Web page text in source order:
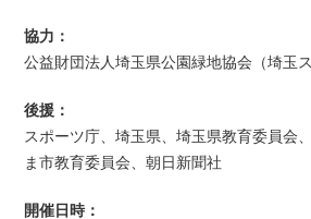
協力：
公益財団法人埼玉県公園緑地協会（埼玉
後援：
スポーツ庁、埼玉県、埼玉県教育委員会
ま市教育委員会、朝日新聞社
開催日時：